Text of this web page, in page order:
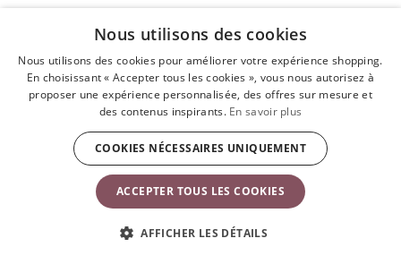
Autres produits susceptibles de
vous intéresser
Nous utilisons des cookies
Nous utilisons des cookies pour améliorer votre expérience shopping.
En choisissant « Accepter tous les cookies », vous nous autorisez à
proposer une expérience personnalisée, des offres sur mesure et
des contenus inspirants. En savoir plus
ACCEPTER TOUS LES COOKIES
COOKIES NÉCESSAIRES UNIQUEMENT
AFFICHER LES DÉTAILS